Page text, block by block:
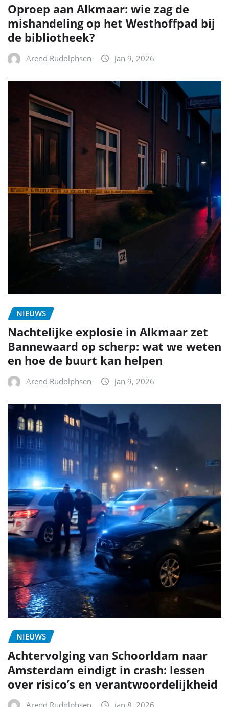
Oproep aan Alkmaar: wie zag de
mishandeling op het Westhoffpad bij
de bibliotheek?
Arend Rudolphsen jan 9, 2026
NIEUWS
Nachtelijke explosie in Alkmaar zet
Bannewaard op scherp: wat we weten
en hoe de buurt kan helpen
Arend Rudolphsen jan 9, 2026
NIEUWS
Achtervolging van Schoorldam naar
Amsterdam eindigt in crash: lessen
over risico’s en verantwoordelijkheid
Arend Rudolphsen jan 8, 2026